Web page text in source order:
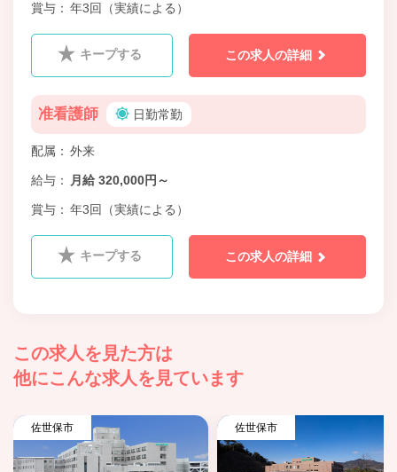
賞与 年3回（実績による）
キープする この求人の詳細
准看護師 日勤常勤
配属 外来
給与 月給 320,000円～
賞与 年3回（実績による）
キープする この求人の詳細
この求人を見た方は
他にこんな求人を見ています
佐世保市 佐世保市